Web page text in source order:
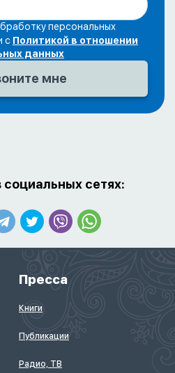
персональных
с Политикой в отношении
данных
сетях:
Пресса
Книги
Публикации
Радио, ТВ